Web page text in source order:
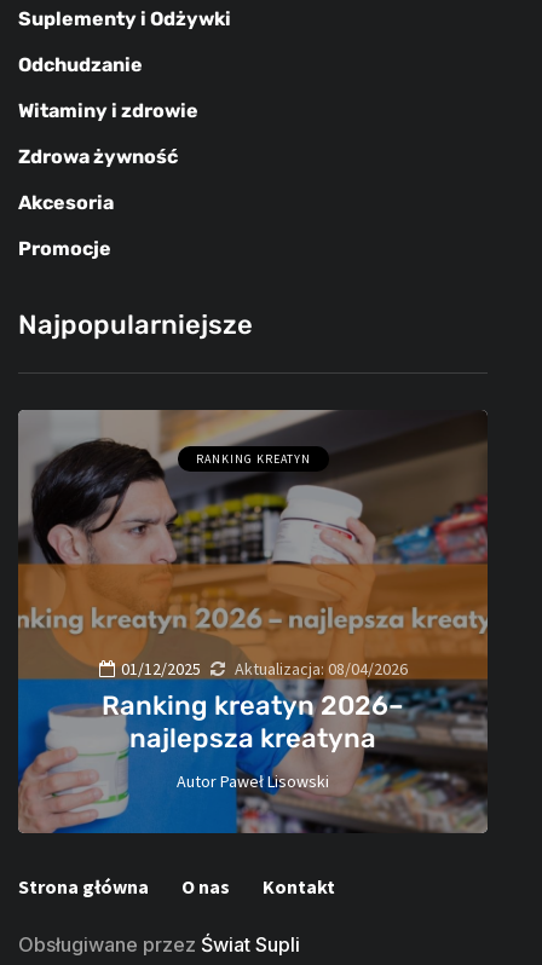
Suplementy i Odżywki
Odchudzanie
Witaminy i zdrowie
Zdrowa żywność
Akcesoria
Promocje
Najpopularniejsze
RANKING KREATYN
01/12/2025 Aktualizacja: 08/04/2026
Ranking kreatyn 2026–
najlepsza kreatyna
AutorPaweł Lisowski
60
Strona główna O nas Kontakt
Obsługiwane przez Świat Supli